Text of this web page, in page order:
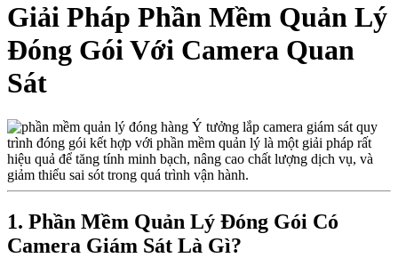
Giải Pháp Phần Mềm Quản Lý
Đóng Gói Với Camera Quan
Sát
Ý tưởng lắp camera giám sát quy
trình đóng gói kết hợp với phần mềm quản lý là một giải pháp rất
hiệu quả để tăng tính minh bạch, nâng cao chất lượng dịch vụ, và
giảm thiểu sai sót trong quá trình vận hành.
1. Phần Mềm Quản Lý Đóng Gói Có
Camera Giám Sát Là Gì?